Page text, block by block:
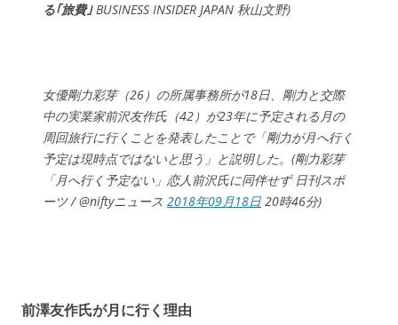
る｢旅費｣BUSINESS INSIDER JAPAN 秋山文野)
女優剛力彩芽（26）の所属事務所が18日、剛力と交際
中の実業家前沢友作氏（42）が23年に予定される月の
周回旅行に行くことを発表したことで「剛力が月へ行く
予定は現時点ではないと思う」と説明した。(剛力彩芽
「月へ行く予定ない」恋人前沢氏に同伴せず 日刊スポ
ーツ / @niftyニュース 2018年09月18日 20時46分)
前澤友作氏が月に行く理由